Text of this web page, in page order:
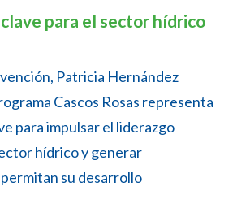
clave para el sector hídrico
Patricia Hernández
Cascos Rosas representa
para impulsar el liderazgo
hídrico y generar
su desarrollo